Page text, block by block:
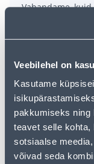
Veebilehel on
Kasutame
pakkumiseks ning
teavet selle
sotsiaalse
võivad seda
Vabandame,
hetkel suure
pakume
tootekategooriast
Teie
uurimistööd
kasutades meie
veelgi
Tarne pole